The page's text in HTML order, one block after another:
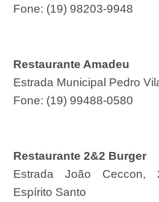
Fone: (19) 98203-9948
Restaurante Amadeu
Estrada Municipal Pedro
Fone: (19) 99488-0580
Restaurante 2&2 Burger
Estrada João Ceccon,
Espírito Santo